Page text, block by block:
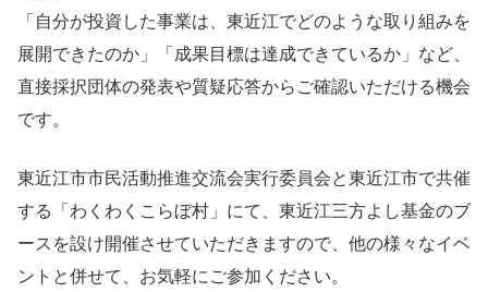
「自分が投資した事業は、東近江でどのような取り組みを
展開できたのか」「成果目標は達成できているか」など、
直接採択団体の発表や質疑応答からご確認いただける機会
です。
東近江市市民活動推進交流会実行委員会と東近江市で共催
する「わくわくこらぼ村」にて、東近江三方よし基金のブ
ースを設け開催させていただきますので、他の様々なイベ
ントと併せて、お気軽にご参加ください。